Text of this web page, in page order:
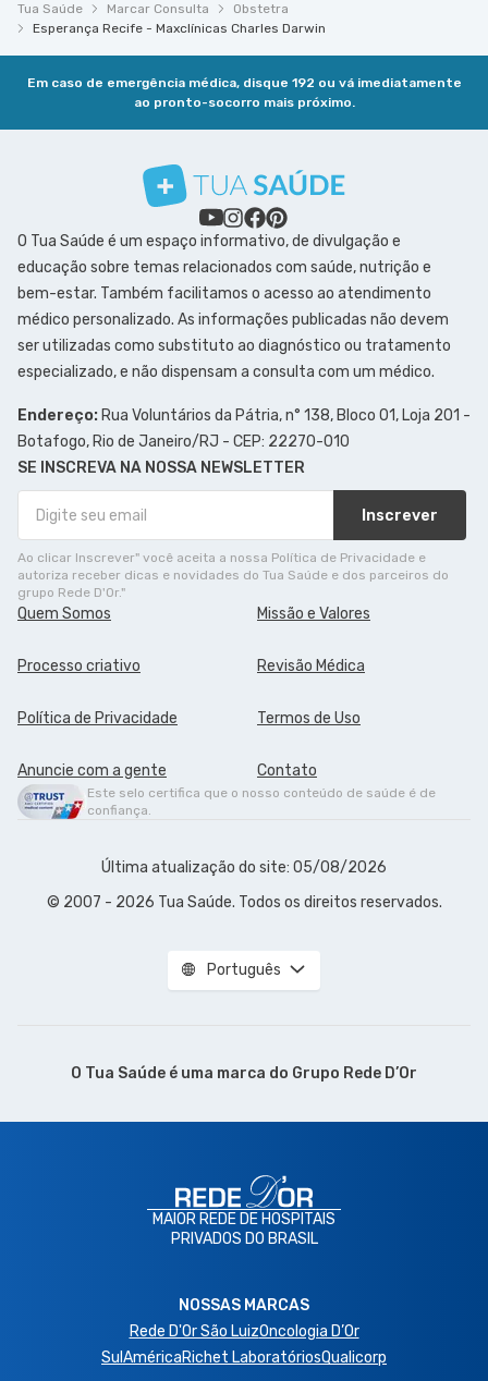
Tua Saúde Marcar Consulta
Obstetra
Esperança Recife - Maxclínicas Charles Darwin
Em caso de emergência médica, disque 192 ou vá imediatamente
ao pronto-socorro mais próximo.
O Tua Saúde é um espaço informativo, de divulgação e
educação sobre temas relacionados com saúde, nutrição e
bem-estar. Também facilitamos o acesso ao atendimento
médico personalizado. As informações publicadas não devem
ser utilizadas como substituto ao diagnóstico ou tratamento
especializado, e não dispensam a consulta com um médico.
Endereço: Rua Voluntários da Pátria, n° 138, Bloco 01, Loja 201 -
Botafogo, Rio de Janeiro/RJ - CEP: 22270-010
SE INSCREVA NA NOSSA NEWSLETTER
Inscrever
Ao clicar Inscrever" você aceita a nossa Política de Privacidade e
autoriza receber dicas e novidades do Tua Saúde e dos parceiros do
grupo Rede D'Or."
Quem Somos Missão e Valores
Processo criativo Revisão Médica
Política de Privacidade Termos de Uso
Anuncie com a gente Contato
Este selo certifica que o nosso conteúdo de saúde é de
confiança.
Última atualização do site: 05/08/2026
© 2007 - 2026 Tua Saúde. Todos os direitos reservados.
Português
O Tua Saúde é uma marca do Grupo Rede D’Or
MAIOR REDE DE HOSPITAIS
PRIVADOS DO BRASIL
NOSSAS MARCAS
Rede D'Or São LuizOncologia D’Or
SulAméricaRichet LaboratóriosQualicorp